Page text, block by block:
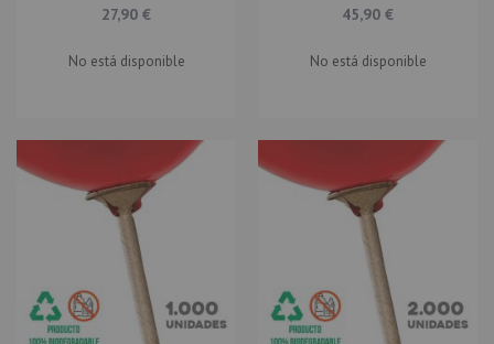
27,90 €
No está disponible
45,90 €
No está disponible